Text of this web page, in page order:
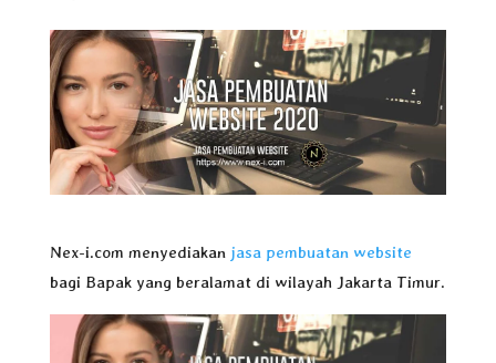
Nex-i.com menyediakan jasa pembuatan website
bagi Bapak yang beralamat di wilayah Jakarta Timur.